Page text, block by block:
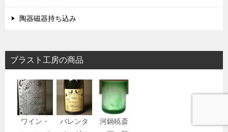
陶器磁器持ち込み
ブラスト工房の商品
ワイン・
バレンタ
河鍋暁斎